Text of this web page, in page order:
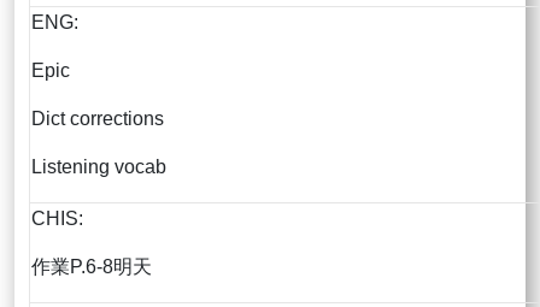
ENG:
Epic
Dict corrections
Listening vocab
CHIS:
作業P.6-8明天